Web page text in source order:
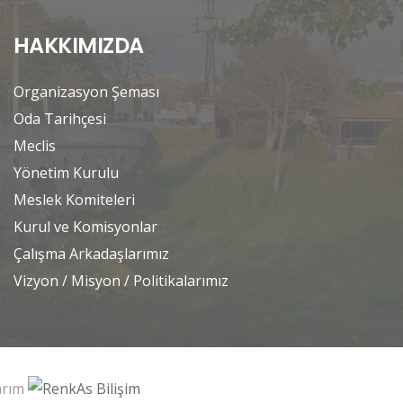
HAKKIMIZDA
Organizasyon Şeması
Oda Tarihçesi
Meclis
Yönetim Kurulu
Meslek Komiteleri
Kurul ve Komisyonlar
Çalışma Arkadaşlarımız
Vizyon / Misyon / Politikalarımız